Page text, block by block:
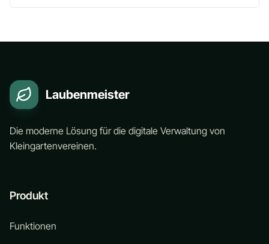
Laubenmeister
Die moderne Lösung für die digitale Verwaltung von
Kleingartenvereinen.
Produkt
Funktionen